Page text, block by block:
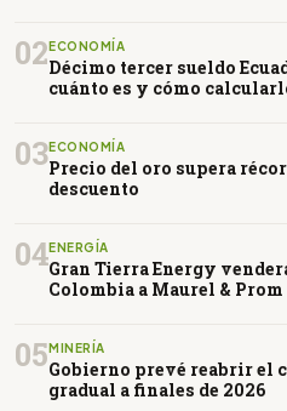
02ECONOMÍA
Décimo tercer sueldo
cuánto es y cómo
03ECONOMÍA
Precio del oro supera
descuento
04ENERGÍA
Gran Tierra Energy
Colombia a Maurel & Prom
05MINERÍA
Gobierno prevé reabrir el
gradual a finales de 2026